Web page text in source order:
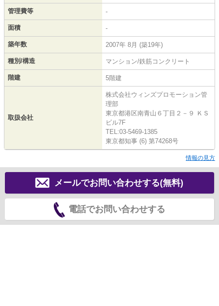
管理費等 -
面積 -
築年数 2007年 8月 (築19年)
種別/構造 マンション/鉄筋コンクリート
階建 5階建
取扱会社
株式会社ウィンズプロモーション管
理部
東京都港区南青山６丁目２－９ ＫＳ
ビル7F
TEL:03-5469-1385
東京都知事 (6) 第74268号
情報の見方
メールでお問い合わせする(無料)
電話でお問い合わせする